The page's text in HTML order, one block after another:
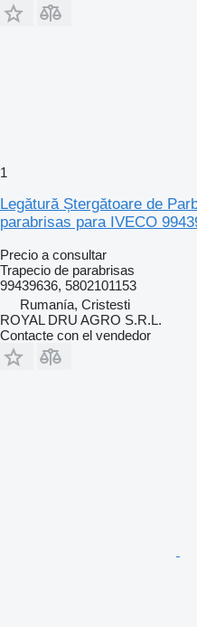
1
Legătură Ștergătoare de
parabrisas para IVECO
Precio a consultar
Trapecio de parabrisas
99439636, 5802101153
Rumanía, Cristesti
ROYAL DRU AGRO S.R.L.
Contacte con el vendedor